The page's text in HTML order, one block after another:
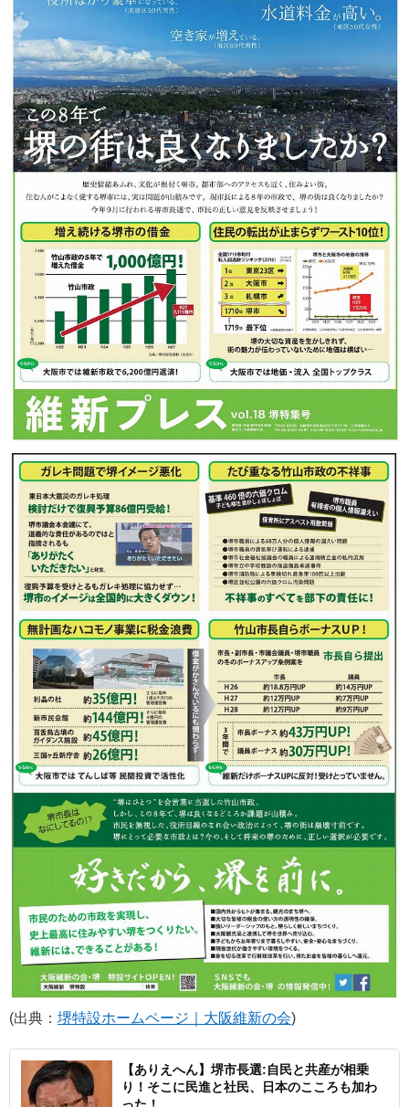
(出典： 堺特設ホームページ｜大阪維新の会)
【ありえへん】堺市長選:自民と共産が相乗
り！そこに民進と社民、日本のこころも加わ
った！